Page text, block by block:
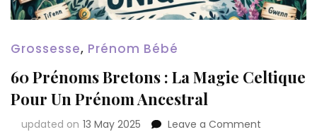
Grossesse, Prénom Bébé
60 Prénoms Bretons : La Magie Celtique
Pour Un Prénom Ancestral
updated on 13 May 2025 Leave a Comment